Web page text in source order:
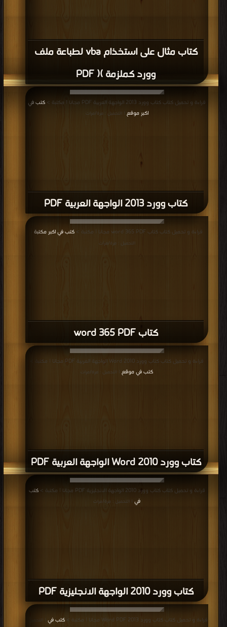
كتاب مثال على استخذام vba لطباعة ملف
وورد كملزمة )( PDF
كتاب وورد 2013 الواجهة العربية PDF
قراءة و تحميل كتاب كتاب وورد 2013 الواجهة العربية PDF مجانا | مكتبة >
كتب في
اكبر موقع
| التحميل : مرة/مرات
كتاب word 365 PDF
قراءة و تحميل كتاب كتاب word 365 PDF مجانا | مكتبة > كتب في اكبر مكتبة
التحميل : مرة/مرات
كتاب وورد 2010 Word الواجهة العربية PDF
قراءة و تحميل كتاب كتاب وورد 2010 Word الواجهة العربية PDF مجانا | مكتبة >
كتب في موقع
| التحميل : مرة/مرات
كتاب وورد 2010 الواجهة الانجليزية PDF
قراءة و تحميل كتاب كتاب وورد 2010 الواجهة الانجليزية PDF مجانا | مكتبة >
كتب
في
| التحميل : مرة/مرات
قراءة و تحميل كتاب كتاب وورد 2013 Word PDF مجانا | مكتبة > كتب في
| التحميل :